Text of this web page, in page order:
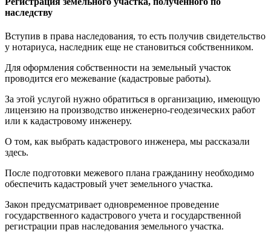
наследству
Вступив в права наследования, то есть получив свидетельство
у нотариуса, наследник еще не становиться собственником.
Для оформления собственности на земельный участок
проводится его межевание (кадастровые работы).
За этой услугой нужно обратиться в организацию, имеющую
лицензию на производство инженерно-геодезических работ
или к кадастровому инженеру.
О том, как выбрать кадастрового инженера, мы рассказали
здесь.
После подготовки межевого плана гражданину необходимо
обеспечить кадастровый учет земельного участка.
Закон предусматривает одновременное проведение
государственного кадастрового учета и государственной
регистрации прав наследования земельного участка.